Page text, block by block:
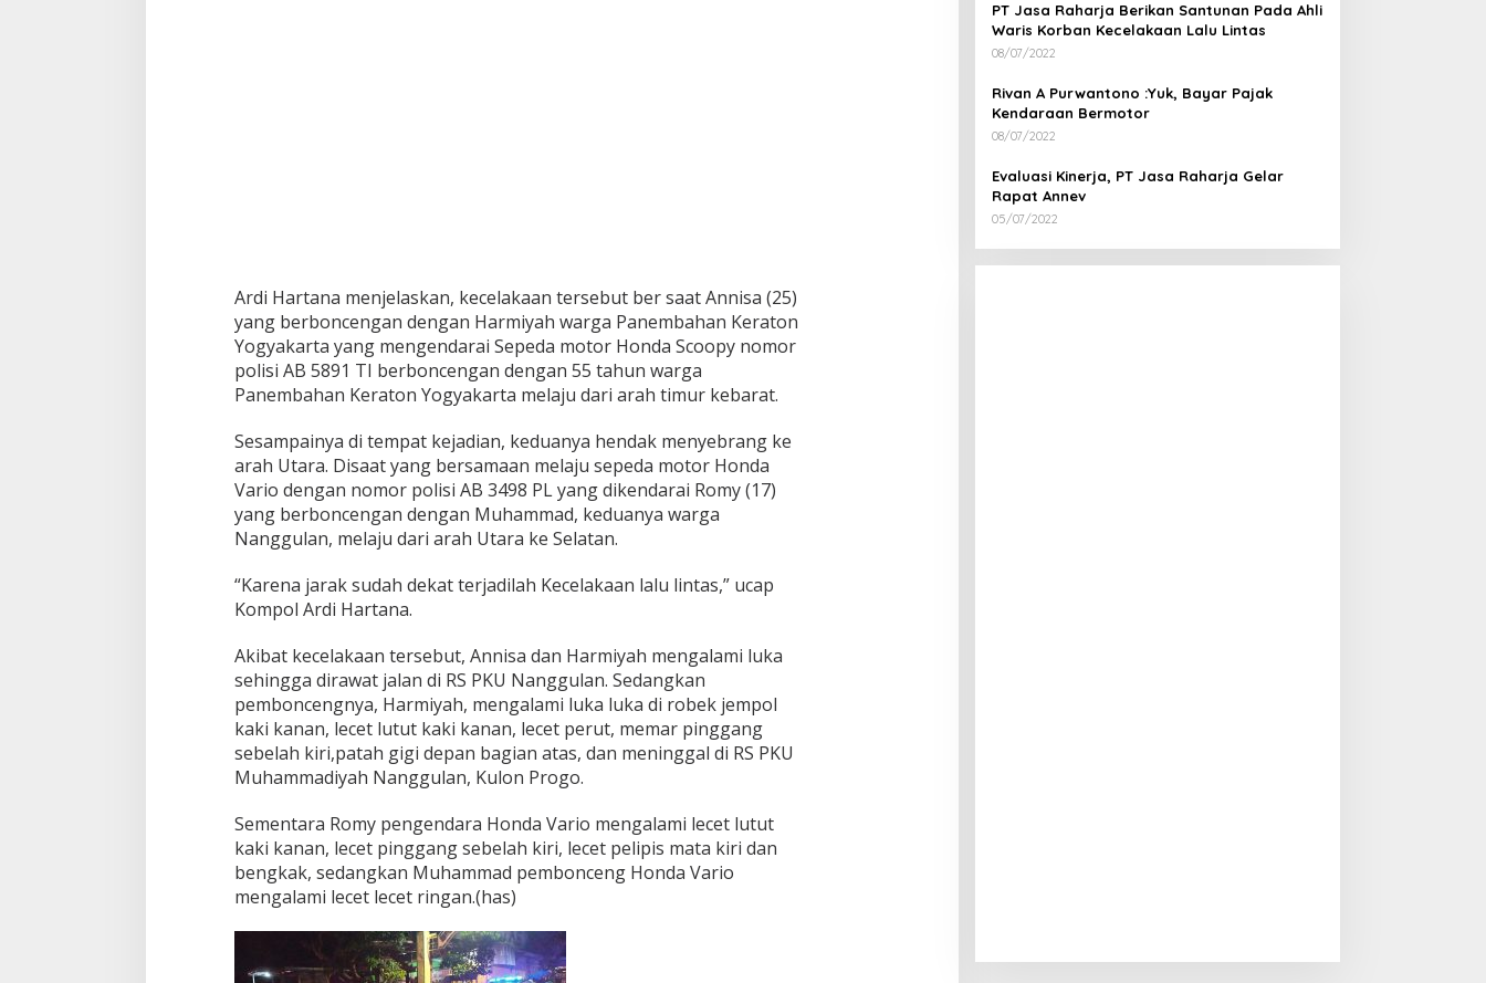
Ardi Hartana menjelaskan, kecelakaan tersebut ber saat Annisa (25)
yang berboncengan dengan Harmiyah warga Panembahan Keraton
Yogyakarta yang mengendarai Sepeda motor Honda Scoopy nomor
polisi AB 5891 TI berboncengan dengan 55 tahun warga
Panembahan Keraton Yogyakarta melaju dari arah timur kebarat.
Sesampainya di tempat kejadian, keduanya hendak menyebrang ke
arah Utara. Disaat yang bersamaan melaju sepeda motor Honda
Vario dengan nomor polisi AB 3498 PL yang dikendarai Romy (17)
yang berboncengan dengan Muhammad, keduanya warga
Nanggulan, melaju dari arah Utara ke Selatan.
“Karena jarak sudah dekat terjadilah Kecelakaan lalu lintas,” ucap
Kompol Ardi Hartana.
Akibat kecelakaan tersebut, Annisa dan Harmiyah mengalami luka
sehingga dirawat jalan di RS PKU Nanggulan. Sedangkan
pemboncengnya, Harmiyah, mengalami luka luka di robek jempol
kaki kanan, lecet lutut kaki kanan, lecet perut, memar pinggang
sebelah kiri,patah gigi depan bagian atas, dan meninggal di RS PKU
Muhammadiyah Nanggulan, Kulon Progo.
Sementara Romy pengendara Honda Vario mengalami lecet lutut
kaki kanan, lecet pinggang sebelah kiri, lecet pelipis mata kiri dan
bengkak, sedangkan Muhammad pembonceng Honda Vario
mengalami lecet lecet ringan.(has)
PT Jasa Raharja Berikan Santunan Pada Ahli
Waris Korban Kecelakaan Lalu Lintas
08/07/2022
Rivan A Purwantono :Yuk, Bayar Pajak
Kendaraan Bermotor
08/07/2022
Evaluasi Kinerja, PT Jasa Raharja Gelar
Rapat Annev
05/07/2022